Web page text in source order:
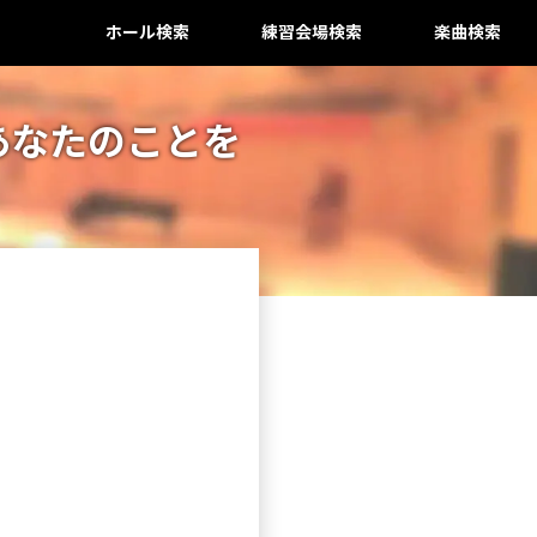
ホール検索 練習会場検索 楽曲検索
たのことを